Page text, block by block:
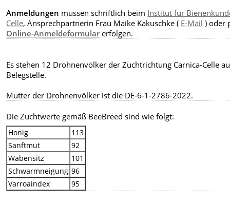
Anmeldungen müssen schriftlich beim Institut für
Celle, Ansprechpartnerin Frau Maike Kakuschke ( E-Mail ) oder
Online-Anmeldeformular erfolgen.
Es stehen 12 Drohnenvölker der Zuchtrichtung Carnica-Celle
Belegstelle.
Mutter der Drohnenvölker ist die DE-6-1-2786-2022.
Die Zuchtwerte gemäß BeeBreed sind wie folgt:
Honig
113
Sanftmut
92
Wabensitz
101
Schwarmneigung 96
Varroaindex
95